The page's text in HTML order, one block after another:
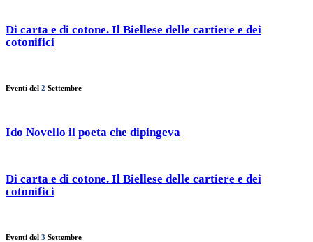
Di carta e di cotone. Il Biellese delle cartiere e dei
cotonifici
Eventi del 2 Settembre
Ido Novello il poeta che dipingeva
Di carta e di cotone. Il Biellese delle cartiere e dei
cotonifici
Eventi del 3 Settembre